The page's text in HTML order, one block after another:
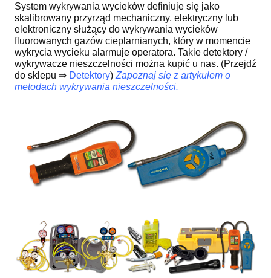
System wykrywania wycieków definiuje się jako
skalibrowany przyrząd mechaniczny, elektryczny lub
elektroniczny służący do wykrywania wycieków
fluorowanych gazów cieplarnianych, który w momencie
wykrycia wycieku alarmuje operatora. Takie detektory /
wykrywacze nieszczelności można kupić u nas. (Przejdź
do sklepu ⇒ Detektory) Zapoznaj się z artykułem o
metodach wykrywania nieszczelności.